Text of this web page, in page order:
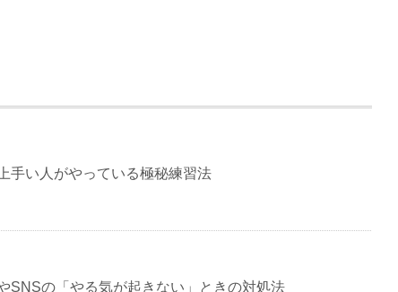
手い人がやっている極秘練習法
SNSの「やる気が起きない」ときの対処法